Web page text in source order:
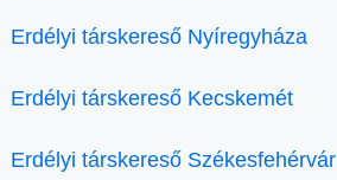
Erdélyi társkereső Nyíregyháza
Erdélyi társkereső Kecskemét
Erdélyi társkereső Székesfehérvár